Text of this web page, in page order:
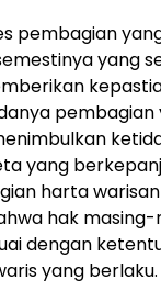
pembagian
yang
pembagian
yang
harta
hak masing-
dengan
yang berlaku.